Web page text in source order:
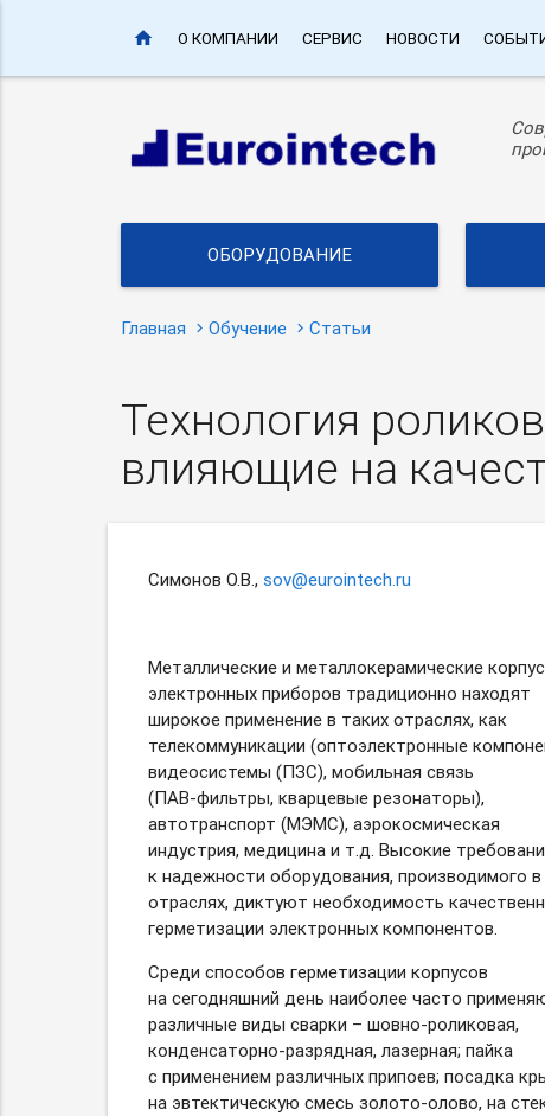
home О КОМПАНИИ СЕРВИС НОВОСТИ
ОБОРУДОВАНИЕ
Главная Обучение Статьи
Технология
влияющие на
Симонов О.В., sov@eurointech.ru
Металлические и металлокерамические
электронных приборов традиционно находят
широкое применение в таких отраслях, как
телекоммуникации (оптоэлектронные
видеосистемы (ПЗС), мобильная связь
(ПАВ-фильтры, кварцевые резонаторы),
автотранспорт (МЭМС), аэрокосмическая
индустрия, медицина и т.д. Высокие
к надежности оборудования, производимого в
отраслях, диктуют необходимость
герметизации электронных компонентов.
Среди способов герметизации корпусов
на сегодняшний день наиболее часто
различные виды сварки – шовно-роликовая,
конденсаторно-разрядная, лазерная; пайка
с применением различных припоев; посадка
на эвтектическую смесь золото-олово, на